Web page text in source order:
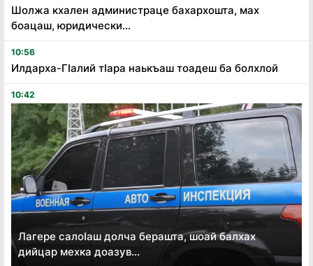
Шолжа кхален администраце бахархошта, мах
боацаш, юридически...
10:56
Илдарха-Гӏалий тӏара наькъаш тоадеш ба болхлой
10:42
Лагере салоӏаш долча берашта, шоай балхах
дийцар мехка доазув...